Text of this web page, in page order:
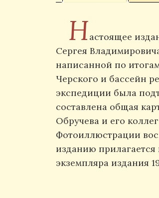
Настоящее
Сергея
написанной по
Черского и бассейн
экспедиции была
составлена общая
Обручева и его
Фотоиллюстрации
изданию
экземпляра издания